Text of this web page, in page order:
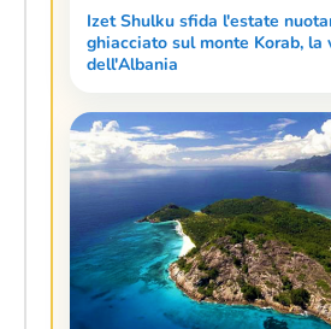
Izet Shulku sfida l'estate
ghiacciato sul monte Korab, la
dell'Albania